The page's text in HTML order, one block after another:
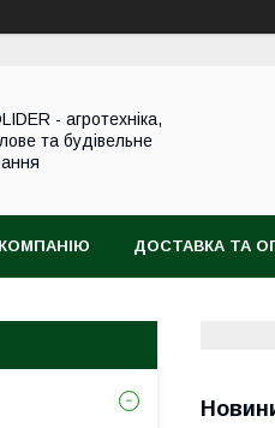
- агротехніка,
та будівельне
ДОСТАВКА ТА